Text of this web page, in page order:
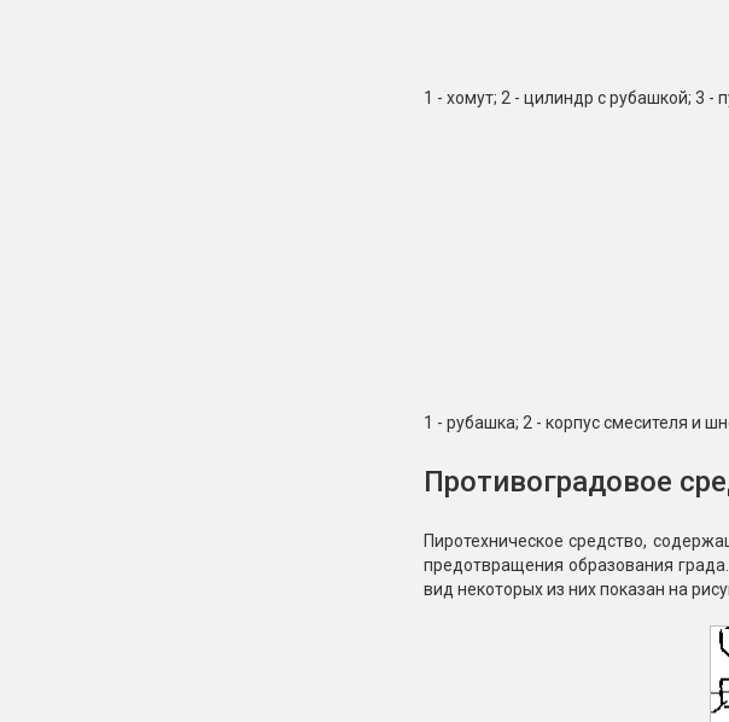
1 - хомут; 2 - цилиндр с рубашкой; 3 -
1 - рубашка; 2 - корпус смесителя и
Противоградовое
Пиротехническое средство,
предотвращения образования
вид некоторых из них показан на